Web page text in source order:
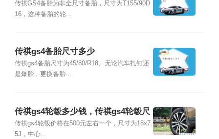
传祺GS4备胎为非全尺寸备胎，尺寸为T155/90D
16，这种备胎的轮...
传祺gs4备胎尺寸多少
传祺gs4备胎尺寸为45/80/R18。无论汽车扎钉还
是爆胎，更换备胎...
传祺gs4轮毂多少钱，传祺gs4轮毂尺
寸
传祺gs4轮毂价格在500元左右一个，尺寸为18x7.
5J，中心...